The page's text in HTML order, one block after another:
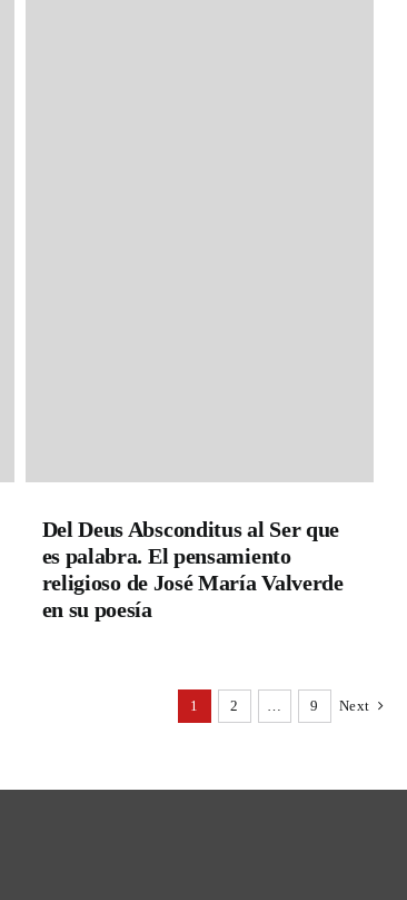
Del Deus Absconditus al Ser que
es palabra. El pensamiento
religioso de José María Valverde
en su poesía
1 2 9 Next